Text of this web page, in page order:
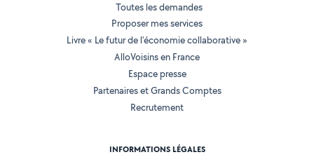
Toutes les demandes
Proposer mes services
Livre « Le futur de l'économie collaborative »
AlloVoisins en France
Espace presse
Partenaires et Grands Comptes
Recrutement
INFORMATIONS LÉGALES